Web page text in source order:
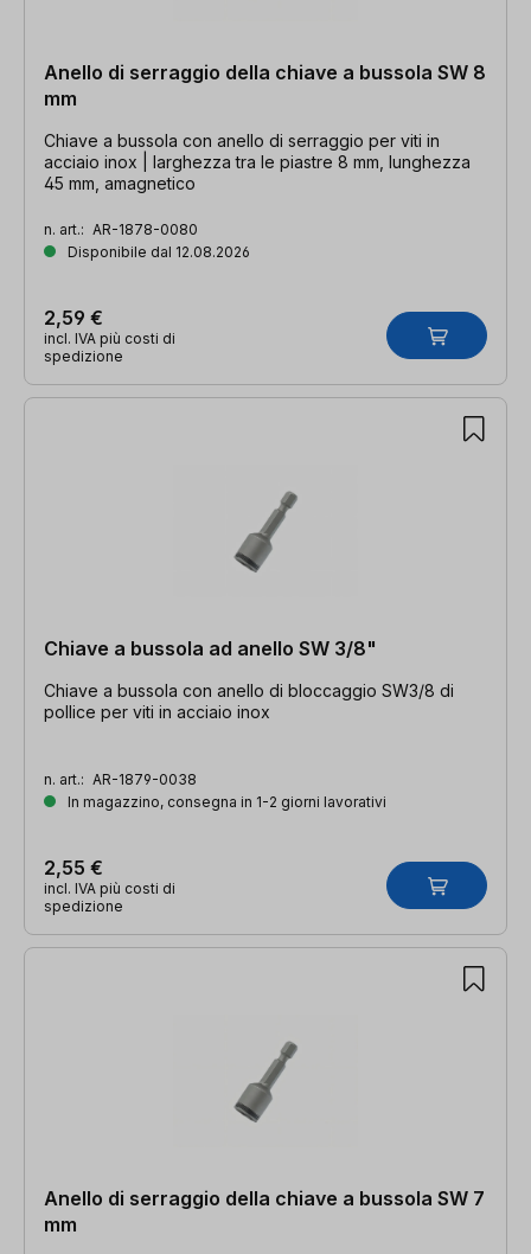
Anello di serraggio della chiave a bussola SW 8
mm
Chiave a bussola con anello di serraggio per viti in
acciaio inox | larghezza tra le piastre 8 mm, lunghezza
45 mm, amagnetico
n. art.: AR-1878-0080
Disponibile dal 12.08.2026
2,59 €
incl. IVA più costi di
spedizione
Chiave a bussola ad anello SW 3/8"
Chiave a bussola con anello di bloccaggio SW3/8 di
pollice per viti in acciaio inox
n. art.: AR-1879-0038
In magazzino, consegna in 1-2 giorni lavorativi
2,55 €
incl. IVA più costi di
spedizione
Anello di serraggio della chiave a bussola SW 7
mm